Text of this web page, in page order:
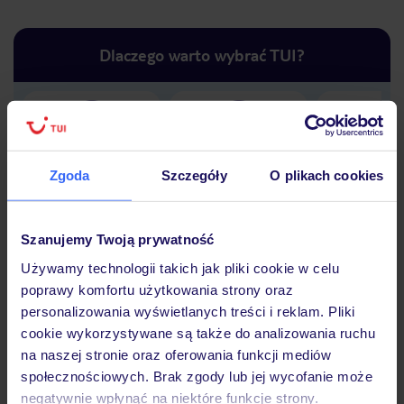
Zgoda Szczegóły O plikach cookies
Szanujemy Twoją prywatność
Używamy technologii takich jak pliki cookie w celu
poprawy komfortu użytkowania strony oraz
personalizowania wyświetlanych treści i reklam. Pliki
cookie wykorzystywane są także do analizowania ruchu
na naszej stronie oraz oferowania funkcji mediów
społecznościowych. Brak zgody lub jej wycofanie może
negatywnie wpłynąć na niektóre funkcje strony.
Dlaczego warto wybrać TUI?
Lider niskich cen
Największe biuro
podróży w Polsce
30 lat w
Hotel
Opinie